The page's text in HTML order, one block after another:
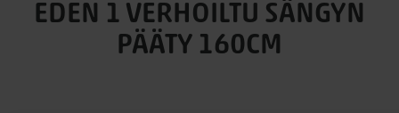
EDEN 1 VERHOILTU SÄNGYN
PÄÄTY 160CM